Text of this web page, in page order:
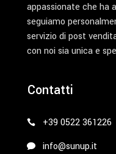
appassionate che ha
seguiamo
servizio di post
con noi sia unica e
Contatti
+39 0522 361226
info@sunup.it